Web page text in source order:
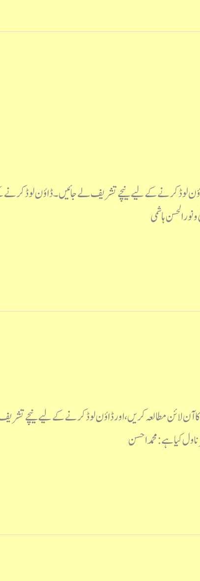
ڈاؤن لوڈ کرنے کے لیے نیچے تشریف لے جائیں۔ ڈاؤن لوڈ
آن لائن مطالعہ کریں، اور ڈاؤن لوڈ کرنے کے لیے نیچے